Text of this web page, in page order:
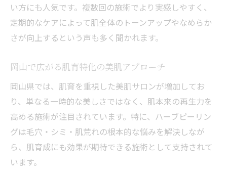
い方にも人気です。複数回の施術でより実感しやすく、
定期的なケアによって肌全体のトーンアップやなめらか
さが向上するという声も多く聞かれます。
岡山で広がる肌育特化の美肌アプローチ
岡山県では、肌育を重視した美肌サロンが増加してお
り、単なる一時的な美しさではなく、肌本来の再生力を
高める施術が注目されています。特に、ハーブピーリン
グは毛穴・シミ・肌荒れの根本的な悩みを解決しなが
ら、肌育成にも効果が期待できる施術として支持されて
います。